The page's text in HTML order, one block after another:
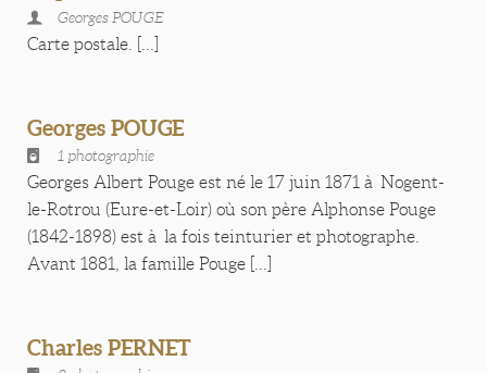
Georges POUGE
Carte postale. [...]
Georges POUGE
1 photographie
Georges Albert Pouge est né le 17 juin 1871 à Nogent-
le-Rotrou (Eure-et-Loir) où son père Alphonse Pouge
(1842-1898) est à la fois teinturier et photographe.
Avant 1881, la famille Pouge [...]
Charles PERNET